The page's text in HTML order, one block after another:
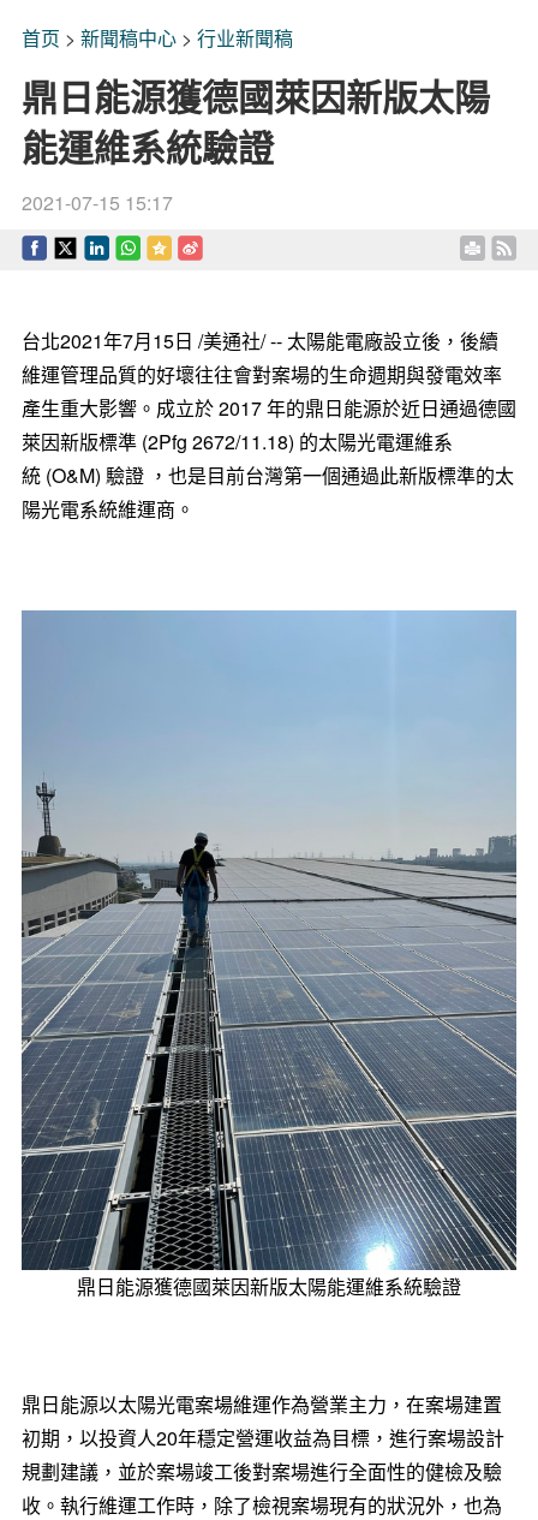
首页 > 新聞稿中心> 行业新聞稿
鼎日能源獲德國萊因新版太陽
能運維系統驗證
2021-07-15 15:17
台北2021年7月15日 /美通社/ -- 太陽能電廠設立後，後續
維運管理品質的好壞往往會對案場的生命週期與發電效率
產生重大影響。成立於 2017 年的鼎日能源於近日通過德國
萊因新版標準 (2Pfg 2672/11.18) 的太陽光電運維系
統 (O&M) 驗證 ，也是目前台灣第一個通過此新版標準的太
陽光電系統維運商。
鼎日能源獲德國萊因新版太陽能運維系統驗證
鼎日能源以太陽光電案場維運作為營業主力，在案場建置
初期，以投資人20年穩定營運收益為目標，進行案場設計
規劃建議，並於案場竣工後對案場進行全面性的健檢及驗
收。執行維運工作時，除了檢視案場現有的狀況外，也為